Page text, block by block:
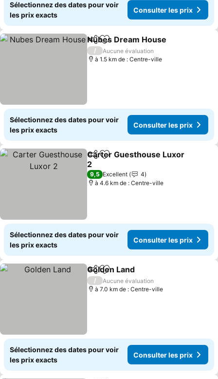
Sélectionnez des dates pour voir
les prix exacts
Consulter les prix
PartagerAjouter à mes favoris
Nubes Dream House
/
Aucune évaluation
à 1.5 km de : Centre-ville
Sélectionnez des dates pour voir
les prix exacts
Consulter les prix
PartagerAjouter à mes favoris
Carter Guesthouse Luxor
2
Consulter les prix
9,5 Excellent
4
à 4.6 km de : Centre-ville
Sélectionnez des dates pour voir
les prix exacts
Consulter les prix
PartagerAjouter à mes favoris
Golden Land
/
Aucune évaluation
à 7.0 km de : Centre-ville
Sélectionnez des dates pour voir
les prix exacts
Consulter les prix